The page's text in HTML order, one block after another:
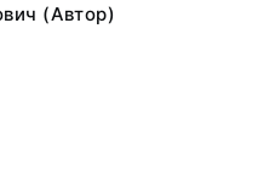
(Автор)